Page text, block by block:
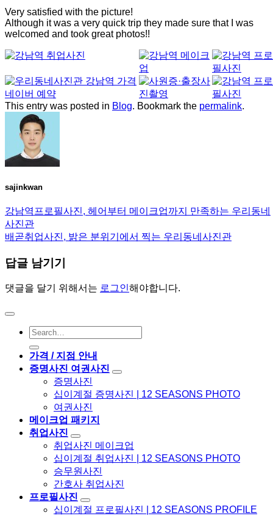
Very satisfied with the picture!
Although it was a very quick trip they made sure that I was
welcomed and took great photos!!
This entry was posted in Blog. Bookmark the permalink.
sajinkwan
강남역프로필사진, 헤어부터 메이크업까지 만족하는 우리동네
사진관
배곧취업사진, 밝은 분위기에서 찍는 우리동네사진관
답글 남기기
댓글을 달기 위해서는 로그인해야합니다.
가격 / 지점 안내
증명사진 여권사진
증명사진
십이계절 증명사진 | 12 SEASONS PHOTO
여권사진
메이크업 패키지
취업사진
취업사진 메이크업
십이계절 취업사진 | 12 SEASONS PHOTO
승무원사진
간호사 취업사진
프로필사진
십이계절 프로필사진 | 12 SEASONS PROFILE